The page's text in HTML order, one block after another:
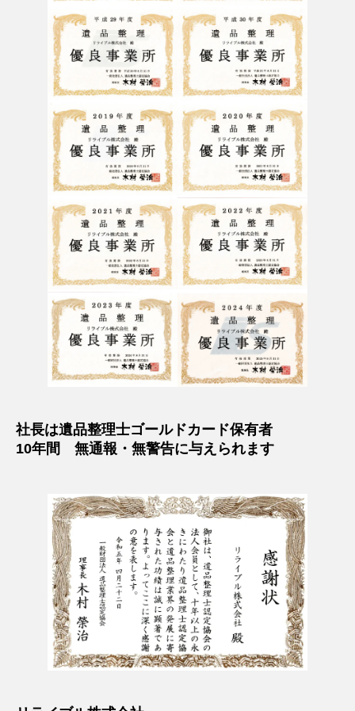
社長は遺品整理士ゴールドカード保有者
10年間 無通報・無警告に与えられます